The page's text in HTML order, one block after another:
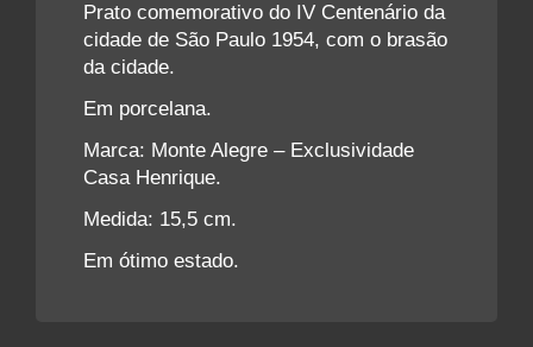
Prato comemorativo do IV Centenário da
cidade de São Paulo 1954, com o brasão
da cidade.
Em porcelana.
Marca: Monte Alegre – Exclusividade
Casa Henrique.
Medida: 15,5 cm.
Em ótimo estado.